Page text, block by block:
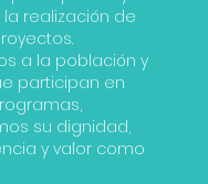
realización de
a la población y
participan en
su dignidad,
y valor como